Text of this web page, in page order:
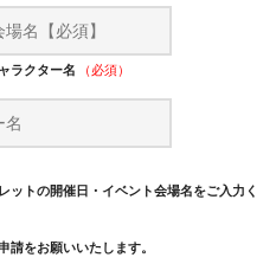
ラクター名 （必須）
ットの開催日・イベント会場名をご入力くだ
をお願いいたします。